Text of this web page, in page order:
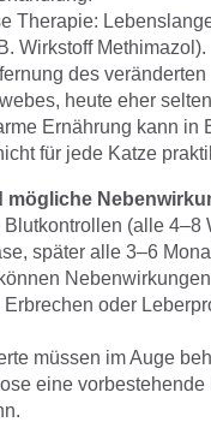
Therapie:
Wirkstoff Methimazol).
des veränderten
heute eher
Ernährung kann in
für jede Katze
mögliche
Blutkontrollen (alle 4–8
später alle 3–6
oder
müssen im Auge
eine